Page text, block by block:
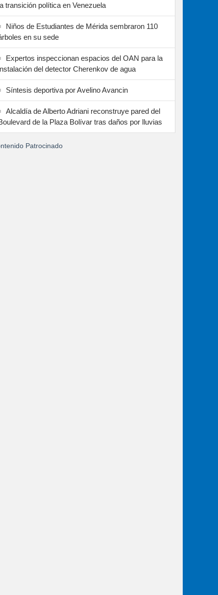
transición política en Venezuela
Niños de Estudiantes de Mérida sembraron 110
en su sede
Expertos inspeccionan espacios del OAN para la
del detector Cherenkov de agua
Síntesis deportiva por Avelino Avancin
Alcaldía de Alberto Adriani reconstruye pared del
de la Plaza Bolívar tras daños por lluvias
Patrocinado